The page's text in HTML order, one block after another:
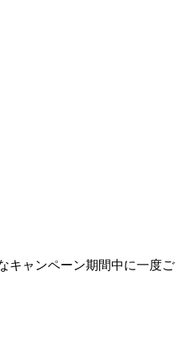
キャンペーン期間中に一度ご